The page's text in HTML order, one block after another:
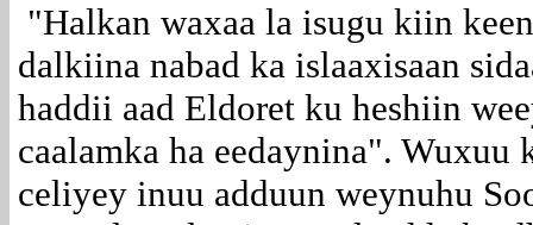
"Halkan waxaa la isugu kiin
dalkiina nabad ka islaaxisaan
haddii aad Eldoret ku heshiin
caalamka ha eedaynina". Wuxuu
celiyey inuu adduun weynuhu